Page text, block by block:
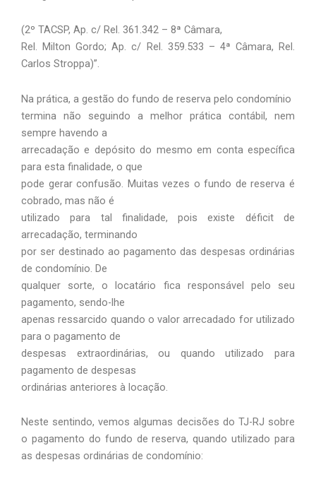
(2º TACSP, Ap. c/ Rel. 361.342 – 8ª Câmara,
Rel. Milton Gordo; Ap. c/ Rel. 359.533 – 4ª Câmara, Rel.
Carlos Stroppa)”.
Na prática, a gestão do fundo de reserva pelo condomínio
termina não seguindo a melhor prática contábil, nem
sempre havendo a
arrecadação e depósito do mesmo em conta específica
para esta finalidade, o que
pode gerar confusão. Muitas vezes o fundo de reserva é
cobrado, mas não é
utilizado para tal finalidade, pois existe déficit de
arrecadação, terminando
por ser destinado ao pagamento das despesas ordinárias
de condomínio. De
qualquer sorte, o locatário fica responsável pelo seu
pagamento, sendo-lhe
apenas ressarcido quando o valor arrecadado for utilizado
para o pagamento de
despesas extraordinárias, ou quando utilizado para
pagamento de despesas
ordinárias anteriores à locação.
Neste sentindo, vemos algumas decisões do TJ-RJ sobre
o pagamento do fundo de reserva, quando utilizado para
as despesas ordinárias de condomínio: